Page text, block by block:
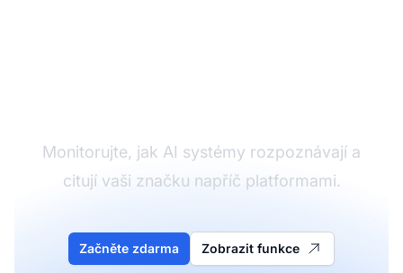
Monitorujte, jak AI systémy rozpoznávají a
citují vaši značku napříč platformami.
Začněte zdarma Zobrazit funkce